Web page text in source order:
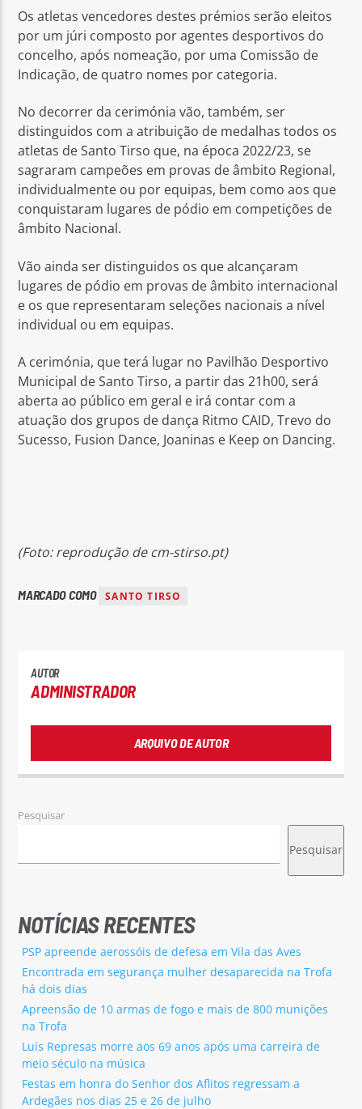
Os atletas vencedores destes prémios serão eleitos
por um júri composto por agentes desportivos do
concelho, após nomeação, por uma Comissão de
Indicação, de quatro nomes por categoria.
No decorrer da cerimónia vão, também, ser
distinguidos com a atribuição de medalhas todos os
atletas de Santo Tirso que, na época 2022/23, se
sagraram campeões em provas de âmbito Regional,
individualmente ou por equipas, bem como aos que
conquistaram lugares de pódio em competições de
âmbito Nacional.
Vão ainda ser distinguidos os que alcançaram
lugares de pódio em provas de âmbito internacional
e os que representaram seleções nacionais a nível
individual ou em equipas.
A cerimónia, que terá lugar no Pavilhão Desportivo
Municipal de Santo Tirso, a partir das 21h00, será
aberta ao público em geral e irá contar com a
atuação dos grupos de dança Ritmo CAID, Trevo do
Sucesso, Fusion Dance, Joaninas e Keep on Dancing.
(Foto: reprodução de cm-stirso.pt)
MARCADO COMO SANTO TIRSO
AUTOR
ADMINISTRADOR
ARQUIVO DE AUTOR
Pesquisar
Pesquisar
NOTÍCIAS RECENTES
PSP apreende aerossóis de defesa em Vila das Aves
Encontrada em segurança mulher desaparecida na Trofa
há dois dias
Apreensão de 10 armas de fogo e mais de 800 munições
na Trofa
Luís Represas morre aos 69 anos após uma carreira de
meio século na música
Festas em honra do Senhor dos Aflitos regressam a
Ardegães nos dias 25 e 26 de julho